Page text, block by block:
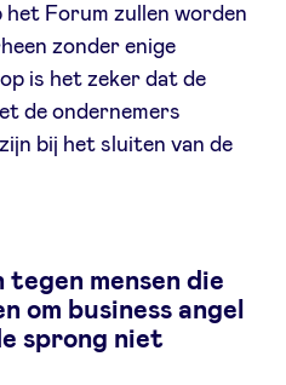
het Forum zullen worden
zonder enige
is het zeker dat de
de ondernemers
bij het sluiten van de
mensen die
om business angel
sprong niet